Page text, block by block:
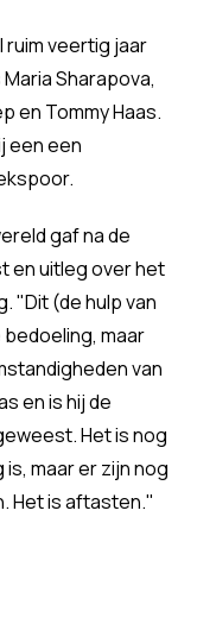
ruim veertig jaar
Sharapova,
en Tommy Haas.
een een
gaf na de
en uitleg over het
"Dit (de hulp van
maar
van
en is hij de
Het is nog
maar er zijn nog
Het is aftasten."